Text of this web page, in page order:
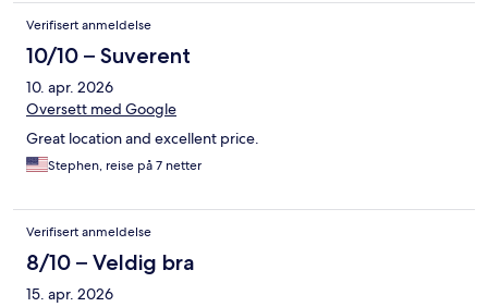
Verifisert anmeldelse
10/10 – Suverent
10. apr. 2026
Oversett med Google
Great location and excellent price.
Stephen, reise på 7 netter
Verifisert anmeldelse
8/10 – Veldig bra
15. apr. 2026